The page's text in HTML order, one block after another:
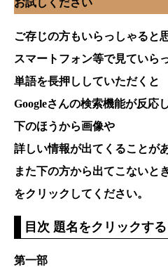
お試しください
ご存じの方もいらっしゃると
スマートフォン等で見ていら
単語を長押ししていただくと
Googleさんの検索機能が反応
下のほうから画像や
詳しい情報が出てくることが
また下の方から出てこないと
をクリックしてください。
目次 題名をクリックす
第一部